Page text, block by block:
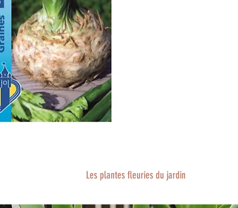
Les plantes fleuries du jardin